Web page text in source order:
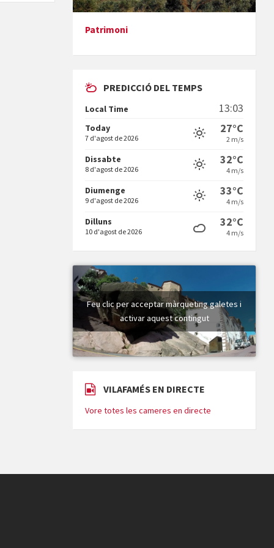
mare&quot;, d'Emma Zafon
En Bum
Vermuts a la Font. Hit parit
Patrimoni
PREDICCIÓ DEL TEMPS
Local Time 13:03
Today
7 d'agost de 2026
27°C
2 m/s
Dissabte
8 d'agost de 2026
32°C
4 m/s
Diumenge
9 d'agost de 2026
33°C
4 m/s
Dilluns
10 d'agost de 2026
32°C
4 m/s
Feu clic per acceptar màrqueting galetes i
activar aquest contingut
VILAFAMÉS EN DIRECTE
Vore totes les cameres en directe